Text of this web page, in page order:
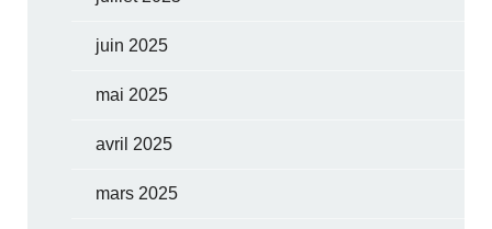
juin 2025
mai 2025
avril 2025
mars 2025